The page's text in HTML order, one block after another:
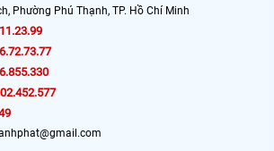
Phường Phú Thạnh, TP. Hồ Chí Minh